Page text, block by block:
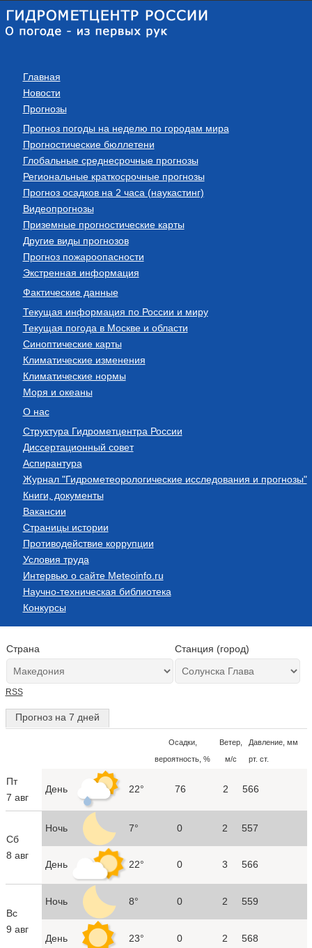
Главная
Новости
Прогнозы
Прогноз погоды на неделю по городам мира
Прогностические бюллетени
Глобальные среднесрочные прогнозы
Региональные краткосрочные прогнозы
Прогноз осадков на 2 часа (наукастинг)
Видеопрогнозы
Приземные прогностические карты
Другие виды прогнозов
Прогноз пожароопасности
Экстренная информация
Фактические данные
Текущая информация по России и миру
Текущая погода в Москве и области
Синоптические карты
Климатические изменения
Климатические нормы
Моря и океаны
О нас
Структура Гидрометцентра России
Диссертационный совет
Аспирантура
Журнал "Гидрометеорологические исследования и прогнозы"
Книги, документы
Вакансии
Страницы истории
Противодействие коррупции
Условия труда
Интервью о сайте Meteoinfo.ru
Научно-техническая библиотека
Конкурсы
Страна Станция (город)
RSS
Прогноз на 7 дней
Осадки,
вероятность, %
Ветер,
м/с
Давление, мм
рт. ст.
Пт
7 авг
День 22° 76 2 566
Сб
8 авг
Ночь 7° 0 2 557
День 22° 0 3 566
Вс
9 авг
Ночь 8° 0 2 559
День 23° 0 2 568